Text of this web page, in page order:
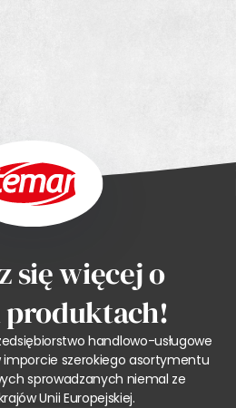
się więcej o
produktach!
handlowo-usługowe
imporcie szerokiego asortymentu
sprowadzanych niemal ze
Unii Europejskiej.